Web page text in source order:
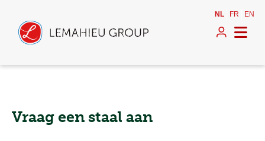
NL FR EN
Vraag een staal aan